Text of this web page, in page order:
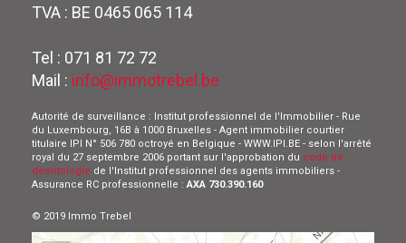
TVA : BE 0465 065 114
Tel : 071 81 72 72
Mail : info@immotrebel.be
Autorité de surveillance : Institut professionnel de l'Immobilier - Rue
du Luxembourg, 16B à 1000 Bruxelles - Agent immobilier courtier
titulaire IPI N° 506 780 octroyé en Belgique - WWW.IPI.BE - selon l'arrêté
royal du 27 septembre 2006 portant sur l'approbation du code de
déontologie de l'Institut professionnel des agents immobiliers -
Assurance RC professionnelle :AXA 730.390.160
© 2019 Immo Trebel